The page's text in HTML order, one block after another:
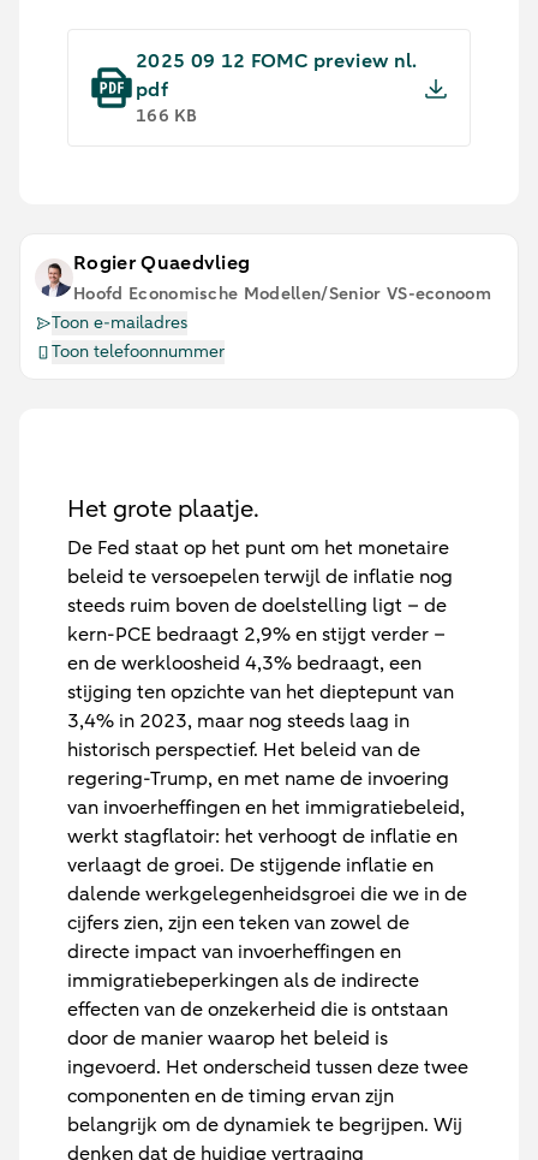
2025 09 12 FOMC preview nl.
pdf
166 KB
Rogier Quaedvlieg
Hoofd Economische Modellen/Senior VS-econoom
Toon e-mailadres
Toon telefoonnummer
Het grote plaatje.
De Fed staat op het punt om het monetaire
beleid te versoepelen terwijl de inflatie nog
steeds ruim boven de doelstelling ligt – de
kern-PCE bedraagt 2,9% en stijgt verder –
en de werkloosheid 4,3% bedraagt, een
stijging ten opzichte van het dieptepunt van
3,4% in 2023, maar nog steeds laag in
historisch perspectief. Het beleid van de
regering-Trump, en met name de invoering
van invoerheffingen en het immigratiebeleid,
werkt stagflatoir: het verhoogt de inflatie en
verlaagt de groei. De stijgende inflatie en
dalende werkgelegenheidsgroei die we in de
cijfers zien, zijn een teken van zowel de
directe impact van invoerheffingen en
immigratiebeperkingen als de indirecte
effecten van de onzekerheid die is ontstaan
door de manier waarop het beleid is
ingevoerd. Het onderscheid tussen deze twee
componenten en de timing ervan zijn
belangrijk om de dynamiek te begrijpen. Wij
denken dat de huidige vertraging